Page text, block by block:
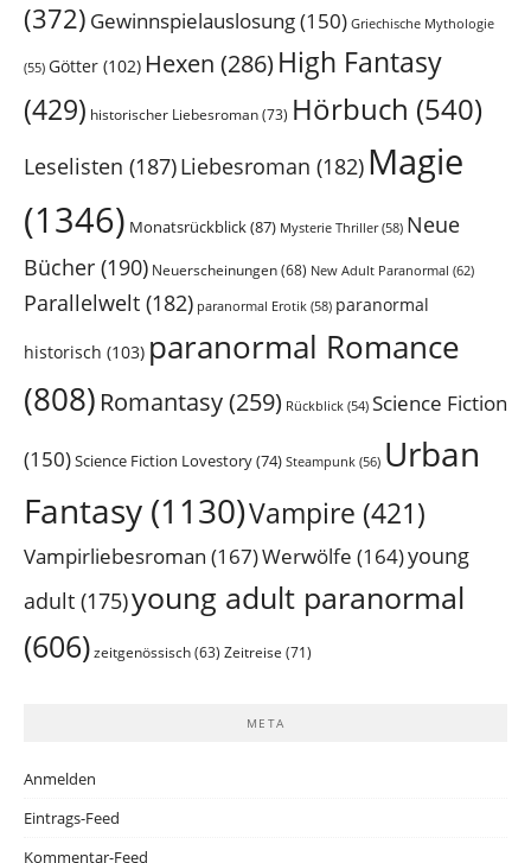
(372) Gewinnspielauslosung(150) Griechische Mythologie
(55) Götter (102) Hexen (286) High Fantasy
(429) historischer Liebesroman(73) Hörbuch (540)
Leselisten (187)Liebesroman (182) Magie
(1346) Monatsrückblick(87) Mysterie Thriller(58) Neue
Bücher (190) Neuerscheinungen(68) New Adult Paranormal (62)
Parallelwelt (182) paranormal Erotik (58) paranormal
historisch (103) paranormal Romance
(808) Romantasy(259) Rückblick (54) Science Fiction
(150)Science Fiction Lovestory(74) Steampunk (56) Urban
Fantasy (1130)Vampire (421)
Vampirliebesroman (167)Werwölfe (164)young
adult (175)young adult paranormal
(606) zeitgenössisch (63) Zeitreise (71)
META
Anmelden
Eintrags-Feed
Kommentar-Feed